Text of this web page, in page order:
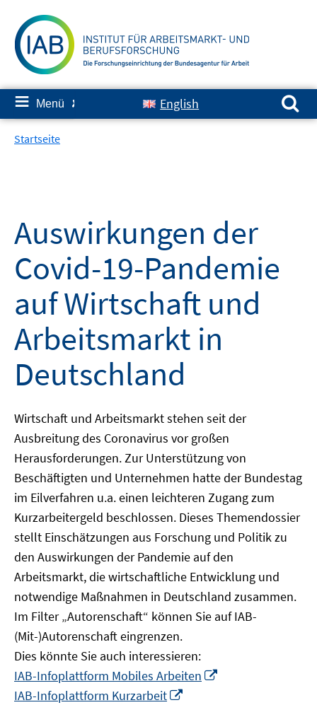
zum
Inhalt
≡ Menü ✘ English
Suchen nach:
Startseite
Auswirkungen der
Covid-19-Pandemie
auf Wirtschaft und
Arbeitsmarkt in
Deutschland
Wirtschaft und Arbeitsmarkt stehen seit der
Ausbreitung des Coronavirus vor großen
Herausforderungen. Zur Unterstützung von
Beschäftigten und Unternehmen hatte der Bundestag
im Eilverfahren u.a. einen leichteren Zugang zum
Kurzarbeitergeld beschlossen. Dieses Themendossier
stellt Einschätzungen aus Forschung und Politik zu
den Auswirkungen der Pandemie auf den
Arbeitsmarkt, die wirtschaftliche Entwicklung und
notwendige Maßnahmen in Deutschland zusammen.
Im Filter „Autorenschaft“ können Sie auf IAB-
(Mit-)Autorenschaft eingrenzen.
Dies könnte Sie auch interessieren:
IAB-Infoplattform Mobiles Arbeiten
IAB-Infoplattform Kurzarbeit